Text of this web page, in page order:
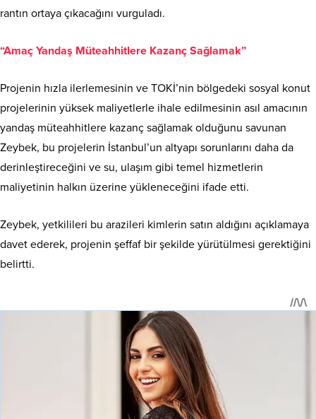
rantın ortaya çıkacağını vurguladı.
“Amaç Yandaş Müteahhitlere Kazanç Sağlamak”
Projenin hızla ilerlemesinin ve TOKİ’nin bölgedeki sosyal konut
projelerinin yüksek maliyetlerle ihale edilmesinin asıl amacının
yandaş müteahhitlere kazanç sağlamak olduğunu savunan
Zeybek, bu projelerin İstanbul’un altyapı sorunlarını daha da
derinleştireceğini ve su, ulaşım gibi temel hizmetlerin
maliyetinin halkın üzerine yükleneceğini ifade etti.
Zeybek, yetkilileri bu arazileri kimlerin satın aldığını açıklamaya
davet ederek, projenin şeffaf bir şekilde yürütülmesi gerektiğini
belirtti.